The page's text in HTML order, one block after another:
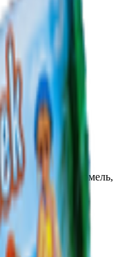
Беларусь, г. Гомель,